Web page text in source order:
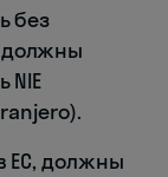
без
должны
NIE
ЕС, должны